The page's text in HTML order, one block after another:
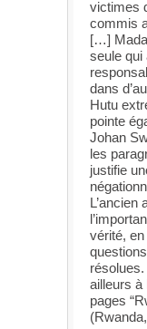
victimes
commis
[…]
seule qui
dans
Hutu
pointe
Johan
les
justifie
L’ancien
vérité,
résolues.
ailleurs à
pages